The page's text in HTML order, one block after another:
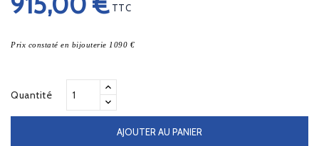
TTC
Prix constaté en bijouterie 1090 €
Quantité
AJOUTER AU PANIER